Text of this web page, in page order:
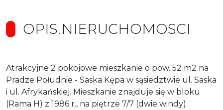
OPIS.NIERUCHOMOSCI
Atrakcyjne 2 pokojowe mieszkanie o pow. 52 m2 na
Pradze Południe - Saska Kępa w sąsiedztwie ul. Saska
i ul. Afrykańskiej. Mieszkanie znajduje się w bloku
(Rama H) z 1986 r., na piętrze 7/7 (dwie windy).